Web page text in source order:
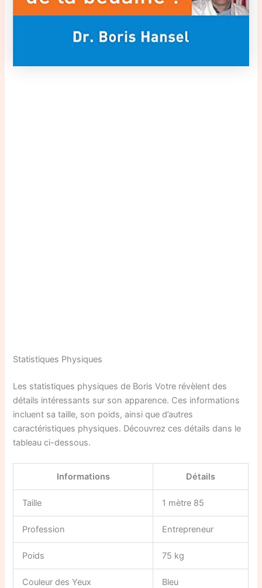
Statistiques Physiques
Les statistiques physiques de Boris Votre révèlent des
détails intéressants sur son apparence. Ces informations
incluent sa taille, son poids, ainsi que d’autres
caractéristiques physiques. Découvrez ces détails dans le
tableau ci-dessous.
Informations Détails
Taille 1 mètre 85
Profession Entrepreneur
Poids 75 kg
Couleur des Yeux Bleu